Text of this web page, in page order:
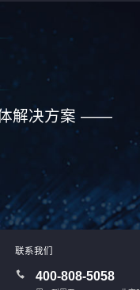
解决方案 ——
联系我们
400-808-5058